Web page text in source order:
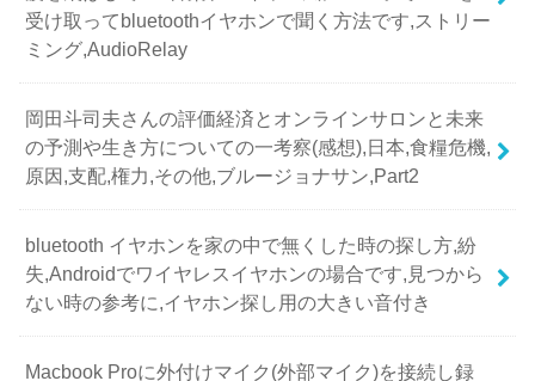
受け取ってbluetoothイヤホンで聞く方法です,ストリー
ミング,AudioRelay
岡田斗司夫さんの評価経済とオンラインサロンと未来
の予測や生き方についての一考察(感想),日本,食糧危機,
原因,支配,権力,その他,ブルージョナサン,Part2
bluetooth イヤホンを家の中で無くした時の探し方,紛
失,Androidでワイヤレスイヤホンの場合です,見つから
ない時の参考に,イヤホン探し用の大きい音付き
Macbook Proに外付けマイク(外部マイク)を接続し録